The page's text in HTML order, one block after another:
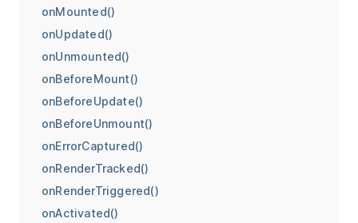
onMounted()
onUpdated()
onUnmounted()
onBeforeMount()
onBeforeUpdate()
onBeforeUnmount()
onErrorCaptured()
onRenderTracked()
onRenderTriggered()
onActivated()